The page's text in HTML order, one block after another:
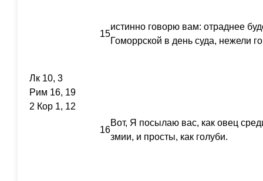
15
истинно говорю вам: отраднее
Гоморрской в день суда, нежели
Лк 10, 3
Рим 16, 19
2 Кор 1, 12
16
Вот, Я посылаю вас, как овец
змии, и просты, как голуби.